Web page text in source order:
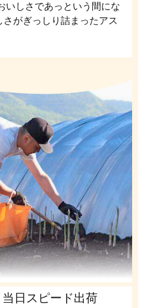
いしさであっという間にな
さがぎっしり詰まったアス
日スピード出荷